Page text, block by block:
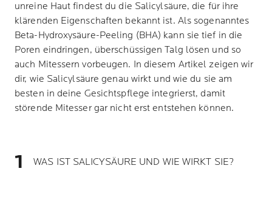
unreine Haut findest du die Salicylsäure, die für ihre
klärenden Eigenschaften bekannt ist. Als sogenanntes
Beta-Hydroxysäure-Peeling (BHA) kann sie tief in die
Poren eindringen, überschüssigen Talg lösen und so
auch Mitessern vorbeugen. In diesem Artikel zeigen wir
dir, wie Salicylsäure genau wirkt und wie du sie am
besten in deine Gesichtspflege integrierst, damit
störende Mitesser gar nicht erst entstehen können.
WAS IST SALICYSÄURE UND WIE WIRKT SIE?